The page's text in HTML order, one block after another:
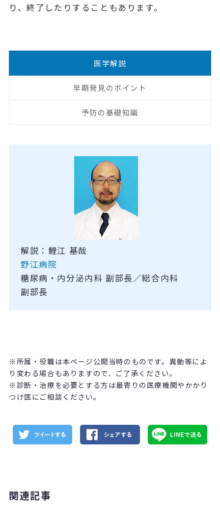
り、終了したりすることもあります。
医学解説
早期発見のポイント
予防の基礎知識
解説：鯉江 基哉
野江病院
糖尿病・内分泌内科 副部長／総合内科
副部長
※所属・役職は本ページ公開当時のものです。異動等によ
り変わる場合もありますので、ご了承ください。
※診断・治療を必要とする方は最寄りの医療機関やかかり
つけ医にご相談ください。
関連記事